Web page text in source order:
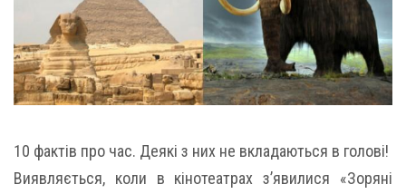
10 фактів про час. Деякі з них не вкладаються в голові!
Виявляється, коли в кінотеатрах з’явилися «Зоряні